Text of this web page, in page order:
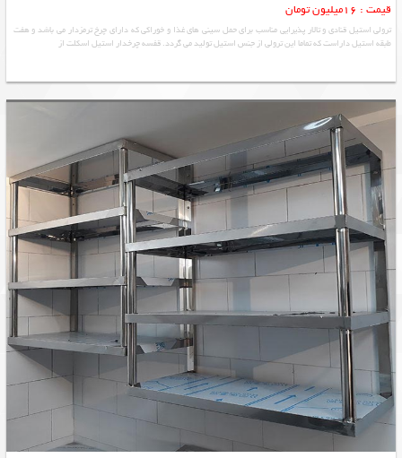
قیمت : 16میلیون تومان
ترولی استیل قنادی و تالار پذیرایی مناسب برای حمل سینی های غذا و خوراکی که دارای چرخ ترمزدار می باشد و هفت
طبقه استیل داراست که تماما این ترولی از جنس استیل تولید می گردد. قفسه چرخدار استیل اسکلت از